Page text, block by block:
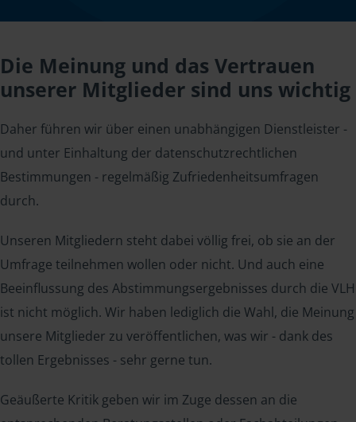
Die Meinung und das Vertrauen
unserer Mitglieder sind uns wichtig
Daher führen wir über einen unabhängigen Dienstleister -
und unter Einhaltung der datenschutzrechtlichen
Bestimmungen - regelmäßig Zufriedenheitsumfragen
durch.
Unseren Mitgliedern steht dabei völlig frei, ob sie an der
Umfrage teilnehmen wollen oder nicht. Und auch eine
Beeinflussung des Abstimmungsergebnisses durch die VLH
ist nicht möglich. Wir haben lediglich die Wahl, die Meinung
unsere Mitglieder zu veröffentlichen, was wir - dank des
tollen Ergebnisses - sehr gerne tun.
Geäußerte Kritik geben wir im Zuge dessen an die